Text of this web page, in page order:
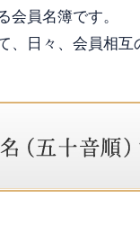
員名簿です。
、日々、会員相